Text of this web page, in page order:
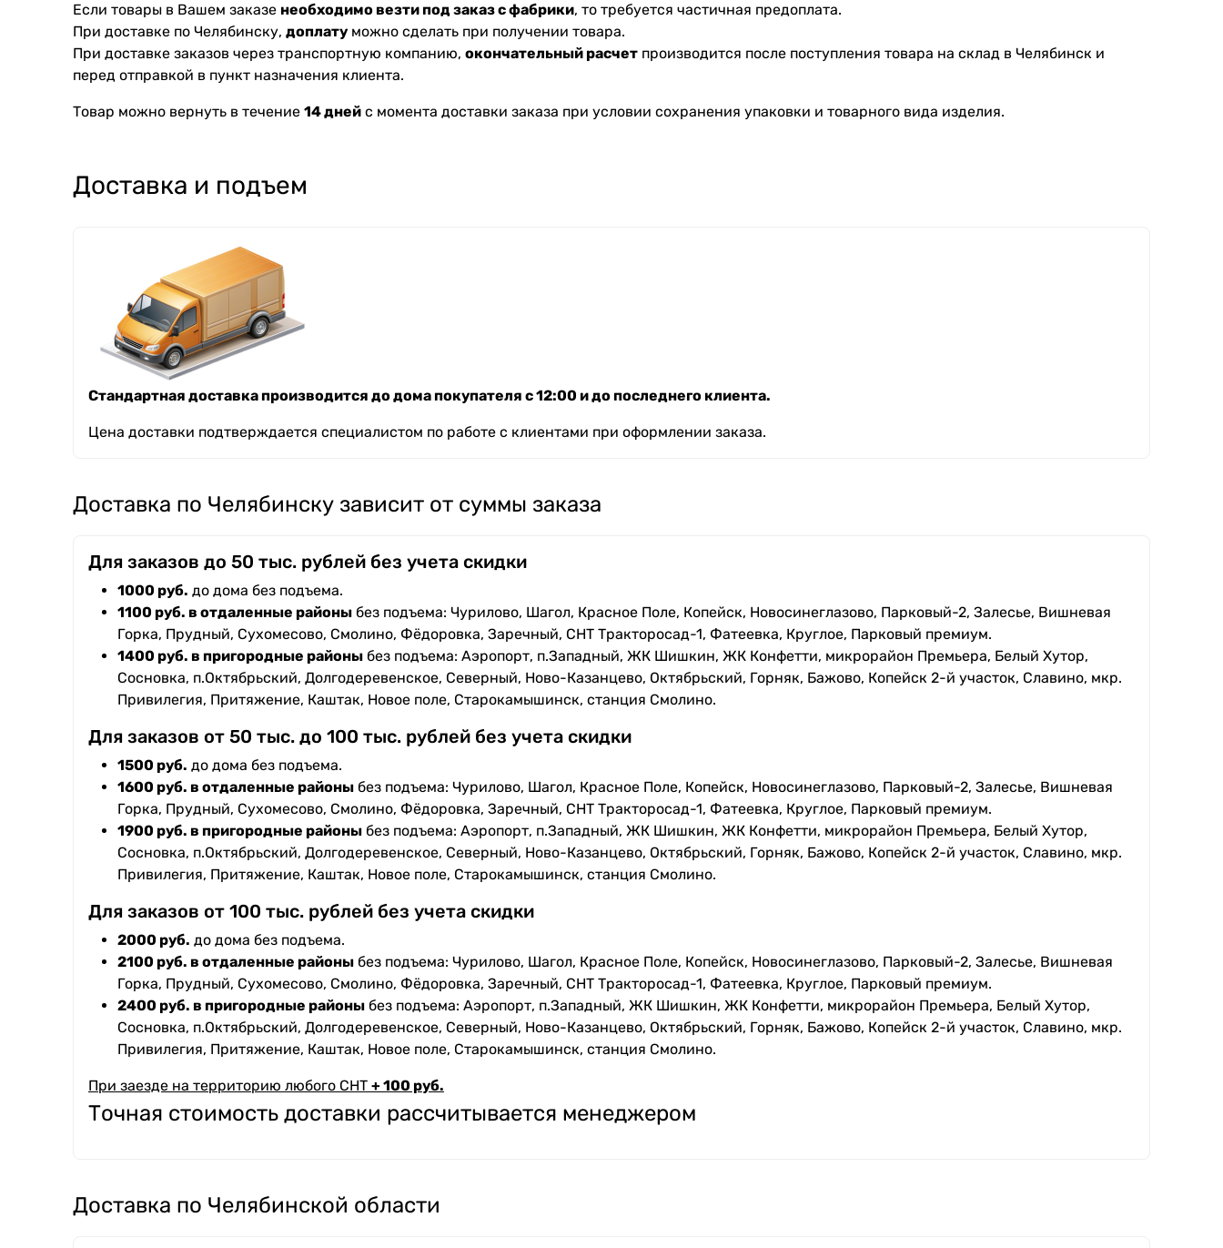
Если товары в Вашем заказе необходимо везти под заказ с фабрики, то требуется частичная предоплата.
При доставке по Челябинску, доплату можно сделать при получении товара.
При доставке заказов через транспортную компанию, окончательный расчет производится после поступления товара на склад в Челябинск и
перед отправкой в пункт назначения клиента.
Товар можно вернуть в течение 14 дней с момента доставки заказа при условии сохранения упаковки и товарного вида изделия.
Доставка и подъем
Стандартная доставка производится до дома покупателя с 12:00 и до последнего клиента.
Цена доставки подтверждается специалистом по работе с клиентами при оформлении заказа.
Доставка по Челябинску зависит от суммы заказа
Для заказов до 50 тыс. рублей без учета скидки
1000 руб. до дома без подъема.
1100 руб. в отдаленные районы без подъема: Чурилово, Шагол, Красное Поле, Копейск, Новосинеглазово, Парковый-2, Залесье, Вишневая
Горка, Прудный, Сухомесово, Смолино, Фёдоровка, Заречный, СНТ Тракторосад-1, Фатеевка, Круглое, Парковый премиум.
1400 руб. в пригородные районы без подъема: Аэропорт, п.Западный, ЖК Шишкин, ЖК Конфетти, микрорайон Премьера, Белый Хутор,
Сосновка, п.Октябрьский, Долгодеревенское, Северный, Ново-Казанцево, Октябрьский, Горняк, Бажово, Копейск 2-й участок, Славино, мкр.
Привилегия, Притяжение, Каштак, Новое поле, Старокамышинск, станция Смолино.
Для заказов от 50 тыс. до 100 тыс. рублей без учета скидки
1500 руб. до дома без подъема.
1600 руб. в отдаленные районы без подъема: Чурилово, Шагол, Красное Поле, Копейск, Новосинеглазово, Парковый-2, Залесье, Вишневая
Горка, Прудный, Сухомесово, Смолино, Фёдоровка, Заречный, СНТ Тракторосад-1, Фатеевка, Круглое, Парковый премиум.
1900 руб. в пригородные районы без подъема: Аэропорт, п.Западный, ЖК Шишкин, ЖК Конфетти, микрорайон Премьера, Белый Хутор,
Сосновка, п.Октябрьский, Долгодеревенское, Северный, Ново-Казанцево, Октябрьский, Горняк, Бажово, Копейск 2-й участок, Славино, мкр.
Привилегия, Притяжение, Каштак, Новое поле, Старокамышинск, станция Смолино.
Для заказов от 100 тыс. рублей без учета скидки
2000 руб. до дома без подъема.
2100 руб. в отдаленные районы без подъема: Чурилово, Шагол, Красное Поле, Копейск, Новосинеглазово, Парковый-2, Залесье, Вишневая
Горка, Прудный, Сухомесово, Смолино, Фёдоровка, Заречный, СНТ Тракторосад-1, Фатеевка, Круглое, Парковый премиум.
2400 руб. в пригородные районы без подъема: Аэропорт, п.Западный, ЖК Шишкин, ЖК Конфетти, микрорайон Премьера, Белый Хутор,
Сосновка, п.Октябрьский, Долгодеревенское, Северный, Ново-Казанцево, Октябрьский, Горняк, Бажово, Копейск 2-й участок, Славино, мкр.
Привилегия, Притяжение, Каштак, Новое поле, Старокамышинск, станция Смолино.
При заезде на территорию любого СНТ + 100 руб.
Точная стоимость доставки рассчитывается менеджером
Доставка по Челябинской области